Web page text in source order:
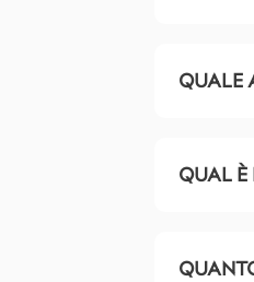
QUALE
QUAL È